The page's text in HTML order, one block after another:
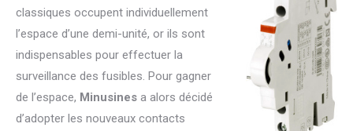
classiques occupent individuellement
l’espace d’une demi-unité, or ils sont
indispensables pour effectuer la
surveillance des fusibles. Pour gagner
de l’espace, Minusines a alors décidé
d’adopter les nouveaux contacts